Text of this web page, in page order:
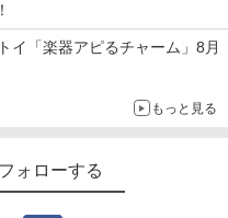
イ「楽器アピるチャーム」8月
もっと見る
ォローする